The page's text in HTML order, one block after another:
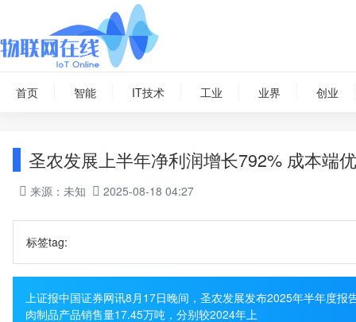
首页 智能 IT技术 工业 业界 创业
圣农发展上半年净利润增长792% 成本端
来源：未知 2025-08-18 04:27
标签tag:
上证报中国证券网讯8月17日晚间，圣农发展发布2025年半年度
肉制品产品销售量17.45万吨，分别较2024年上